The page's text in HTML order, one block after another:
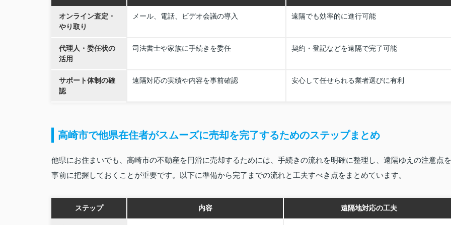
オンライン査定・
やり取り
メール、電話、ビデオ会議の導入 遠隔でも効率的に進行可能
代理人・委任状の
活用
司法書士や家族に手続きを委任 契約・登記などを遠隔で完了可能
サポート体制の確
認
遠隔対応の実績や内容を事前確認 安心して任せられる業者選びに有利
高崎市で他県在住者がスムーズに売却を完了するためのステップまとめ
他県にお住まいでも、高崎市の不動産を円滑に売却するためには、手続きの流れを明確に整理し、遠隔ゆえの注意点を
事前に把握しておくことが重要です。以下に準備から完了までの流れと工夫すべき点をまとめています。
ステップ 内容 遠隔地対応の工夫